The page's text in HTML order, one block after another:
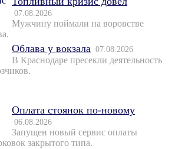
07.08.2026
Мужчину поймали на воровстве
Облава у вокзала 07.08.2026
В Краснодаре пресекли деятельность
Оплата стоянок по-новому
06.08.2026
Запущен новый сервис оплаты
закрытого типа.